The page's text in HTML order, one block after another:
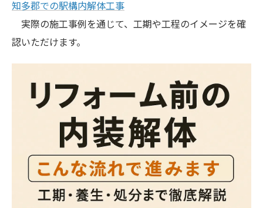
知多郡での駅構内解体工事
実際の施工事例を通じて、工期や工程のイメージを確
認いただけます。